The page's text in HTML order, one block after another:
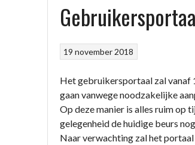
19 november 2018
Het gebruikersportaal zal vanaf
gaan vanwege noodzakelijke
Op deze manier is alles ruim op
gelegenheid de huidige beurs
Naar verwachting zal het